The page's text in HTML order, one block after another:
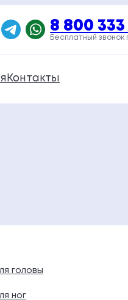
8 800 333
Бесплатный звонок
Контакты
головы
ног